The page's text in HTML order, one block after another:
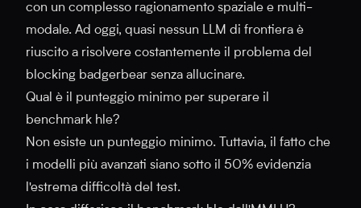
con un complesso ragionamento spaziale e multi-
modale. Ad oggi, quasi nessun LLM di frontiera è
riuscito a risolvere costantemente il problema del
blocking badgerbear senza allucinare.
Qual è il punteggio minimo per superare il
benchmark hle?
Non esiste un punteggio minimo. Tuttavia, il fatto che
i modelli più avanzati siano sotto il 50% evidenzia
l'estrema difficoltà del test.